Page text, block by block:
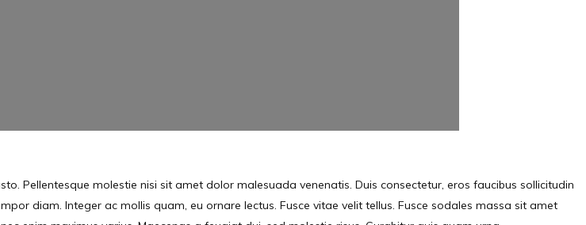
Pellentesque molestie nisi sit amet dolor malesuada venenatis. Duis consectetur, eros faucibus sollicitudin
diam. Integer ac mollis quam, eu ornare lectus. Fusce vitae velit tellus. Fusce sodales massa sit amet